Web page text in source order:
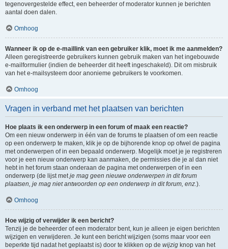
tegenovergestelde effect, een beheerder of moderator kunnen je berichten
aantal doen dalen.
Omhoog
Wanneer ik op de e-maillink van een gebruiker klik, moet ik me aanmelden?
Alleen geregistreerde gebruikers kunnen gebruik maken van het ingebouwde
e-mailformulier (indien de beheerder dit heeft ingeschakeld). Dit om misbruik
van het e-mailsysteem door anonieme gebruikers te voorkomen.
Omhoog
Vragen in verband met het plaatsen van berichten
Hoe plaats ik een onderwerp in een forum of maak een reactie?
Om een nieuw onderwerp in één van de forums te plaatsen of om een reactie
op een onderwerp te maken, klik je op de bijhorende knop op ofwel de pagina
met onderwerpen of in een bepaald onderwerp. Mogelijk moet je je registreren
voor je een nieuw onderwerp kan aanmaken, de permissies die je al dan niet
hebt in het forum staan onderaan de pagina met onderwerpen of in een
onderwerp (de lijst metje mag geen nieuwe onderwerpen in dit forum
plaatsen, je mag niet antwoorden op een onderwerp in dit forum, enz.).
Omhoog
Hoe wijzig of verwijder ik een bericht?
Tenzij je de beheerder of een moderator bent, kun je alleen je eigen berichten
wijzigen en verwijderen. Je kunt een bericht wijzigen (soms maar voor een
beperkte tijd nadat het geplaatst is) door te klikken op de wijzig knop van het